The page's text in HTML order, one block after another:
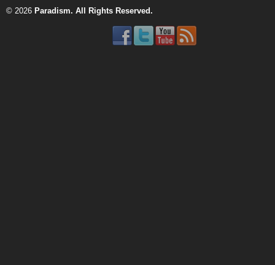
© 2026 Paradism. All Rights Reserved.